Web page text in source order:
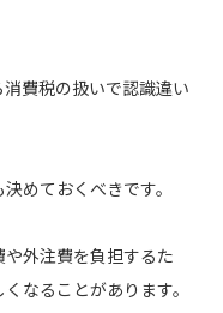
費税の扱いで認識違い
めておくべきです。
外注費を負担するた
なることがあります。